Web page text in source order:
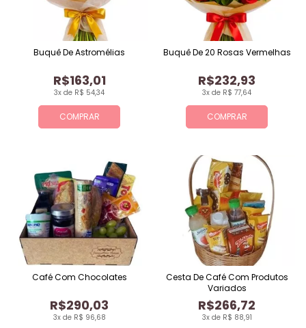
COMPRAR
3x de R$ 54,34
R$163,01
Buquê De Astromélias
COMPRAR
3x de R$ 77,64
R$232,93
Buquê De 20 Rosas Vermelhas
3x de R$ 96,68
R$290,03
Café Com Chocolates
3x de R$ 88,91
R$266,72
Cesta De Café Com Produtos
Variados